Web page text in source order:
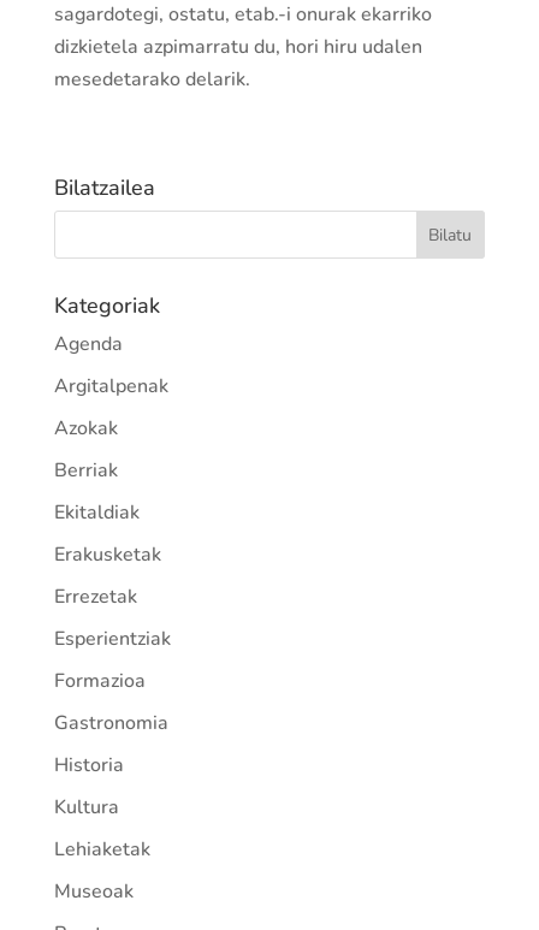
sagardotegi, ostatu, etab.-i onurak ekarriko
dizkietela azpimarratu du, hori hiru udalen
mesedetarako delarik.
Bilatzailea
Kategoriak
Agenda
Argitalpenak
Azokak
Berriak
Ekitaldiak
Erakusketak
Errezetak
Esperientziak
Formazioa
Gastronomia
Historia
Kultura
Lehiaketak
Museoak